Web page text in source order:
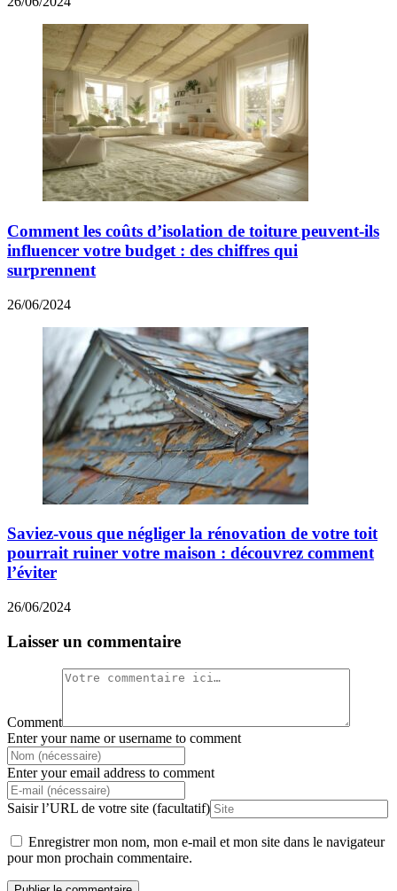
Comment les coûts d’isolation de toiture peuvent-ils
influencer votre budget : des chiffres qui
surprennent
26/06/2024
Saviez-vous que négliger la rénovation de votre toit
pourrait ruiner votre maison : découvrez comment
l’éviter
26/06/2024
Laisser un commentaire
Comment
Enter your name or username to comment
Enter your email address to comment
Saisir l’URL de votre site (facultatif)
Enregistrer mon nom, mon e-mail et mon site dans le navigateur
pour mon prochain commentaire.